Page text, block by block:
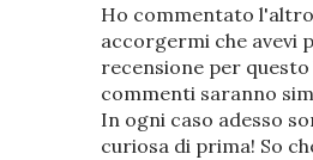
Ho commentato
accorgermi che avevi
recensione per
commenti saranno
In ogni caso adesso
curiosa di prima! So